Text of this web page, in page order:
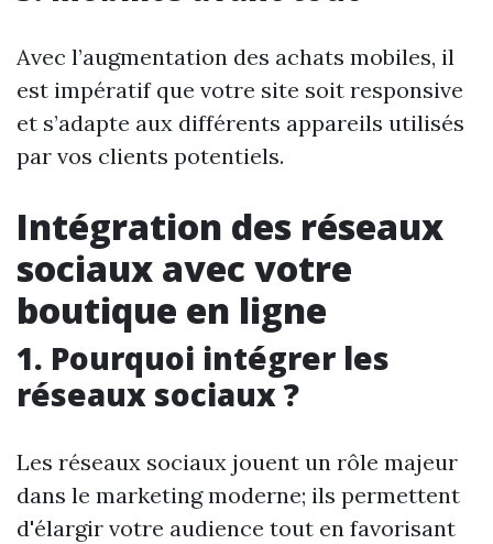
Avec l’augmentation des achats mobiles, il
est impératif que votre site soit responsive
et s’adapte aux différents appareils utilisés
par vos clients potentiels.
Intégration des réseaux
sociaux avec votre
boutique en ligne
1. Pourquoi intégrer les
réseaux sociaux ?
Les réseaux sociaux jouent un rôle majeur
dans le marketing moderne; ils permettent
d'élargir votre audience tout en favorisant